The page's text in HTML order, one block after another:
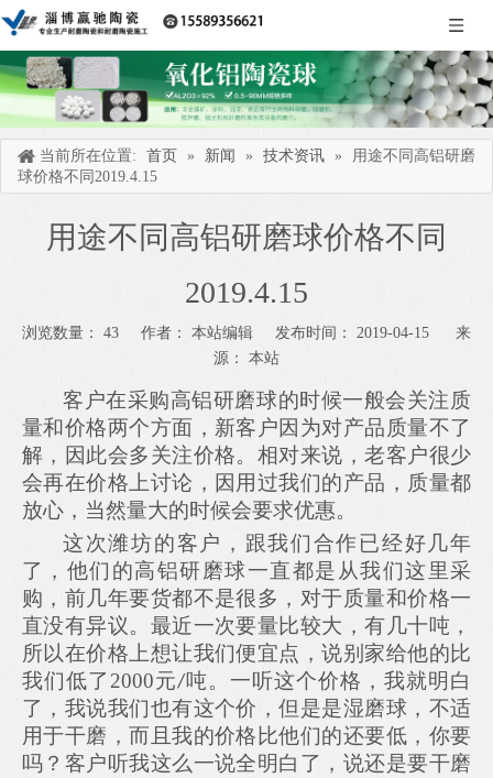
当前所在位置: 首页 » 新闻 » 技术资讯 »
用途不同高铝研磨
球价格不同2019.4.15
用途不同高铝研磨球价格不同
2019.4.15
浏览数量： 43 作者： 本站编辑 发布时间： 2019-04-15 来
源： 本站
["wechat","weibo","qzone","douban","email"]
客户在采购高铝研磨球的时候一般会关注质
量和价格两个方面，新客户因为对产品质量不了
解，因此会多关注价格。相对来说，老客户很少
会再在价格上讨论，因用过我们的产品，质量都
放心，当然量大的时候会要求优惠。
这次潍坊的客户，跟我们合作已经好几年
了，他们的高铝研磨球一直都是从我们这里采
购，前几年要货都不是很多，对于质量和价格一
直没有异议。最近一次要量比较大，有几十吨，
所以在价格上想让我们便宜点，说别家给他的比
我们低了 2000元/吨。一听这个价格，我就明白
了，我说我们也有这个价，但是是湿磨球，不适
用于干磨，而且我的价格比他们的还要低，你要
吗？客户听我这么一说全明白了，说还是要干磨